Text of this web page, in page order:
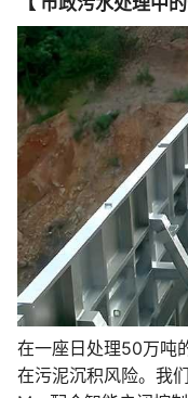
在一座日处理50万吨
在污泥沉积风险。我